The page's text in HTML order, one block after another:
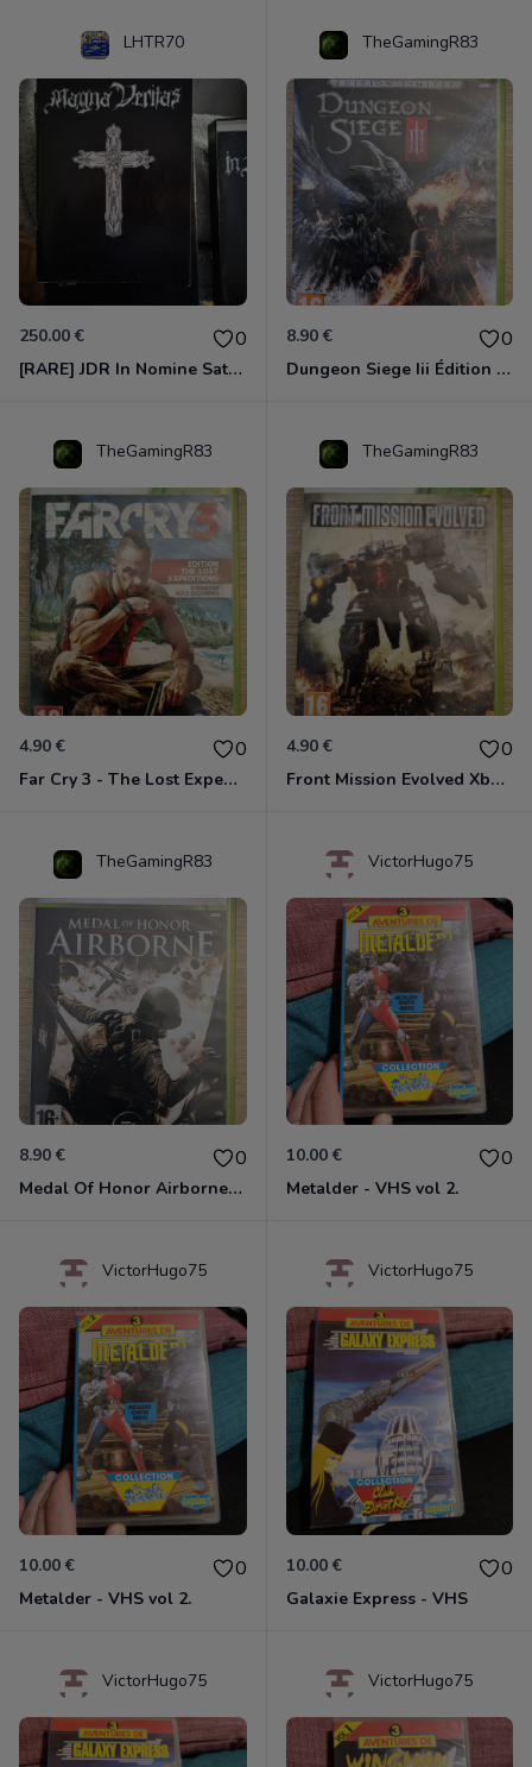
LHTR70
250.00 € 0
[RARE] JDR In Nomine Satanis / Magna Veritas – 1ère Édition BOÎTE (DOS BLANC, 1989) - CROC / Siroz
TheGamingR83
8.90 € 0
Dungeon Siege Iii Édition Limitée - Vf Intégrale Xbox 360
TheGamingR83
4.90 € 0
Far Cry 3 - The Lost Expeditions - Edition Spéciale Xbox 360
TheGamingR83
4.90 € 0
Front Mission Evolved Xbox 360
TheGamingR83
8.90 € 0
Medal Of Honor Airborne Xbox 360
VictorHugo75
10.00 € 0
Metalder - VHS vol 2.
VictorHugo75
10.00 € 0
Metalder - VHS vol 2.
VictorHugo75
10.00 € 0
Galaxie Express - VHS
VictorHugo75 VictorHugo75